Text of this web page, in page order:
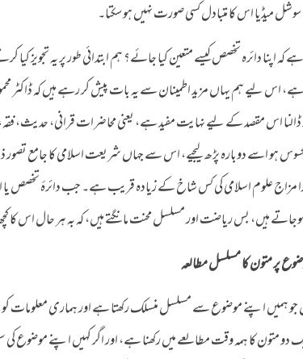
میڈیا اس کا متبادل کسی صورت نہیں ہو سکتا۔
کہ اپنا دائرہ تخصص کیسے متعین کیا جائے؟ ہم ابتدائی طور پر یہ تجویز
ہے، اس لیے ہم یہاں مزید اطمینان سے یہ بات پیش کر رہے ہیں کہ ڈاکٹر
اس مقصد کے لیے نہایت مفید ہے، یعنی محاضرات قرانی،
ہو اسے دوبارہ پڑھ لیجیے، اس سے جہاں شریعت اسلامی کا جامع تصور
مزاج علوم اسلامی کی کس شاخ کے زیادہ قریب ہے۔ جب دائرۂ تخصص
ہیں، بس ریاضت اور مسلسل محنت مانگتے ہیں، کہ بہ ہر حال اس کا
پر متون کا مسلسل مطالعہ
ہمیں اپنے موضوع سے مسلسل منسلک رکھتا ہے اور ہماری معلومات کو
متون کا ہمہ وقت مطالعے میں رکھنا ہے، اور اگر کہیں اپنے موضوع کی